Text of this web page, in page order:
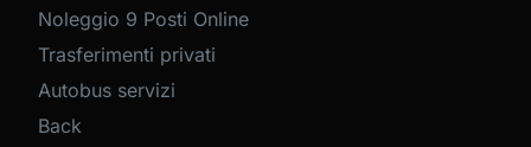
Noleggio 9 Posti Online
Trasferimenti privati
Autobus servizi
Back